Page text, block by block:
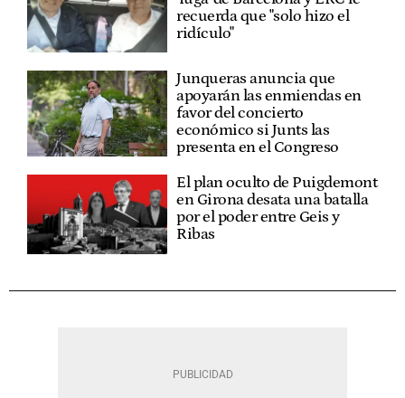
recuerda que "solo hizo el
ridículo"
Junqueras anuncia que
apoyarán las enmiendas en
favor del concierto
económico si Junts las
presenta en el Congreso
El plan oculto de Puigdemont
en Girona desata una batalla
por el poder entre Geis y
Ribas